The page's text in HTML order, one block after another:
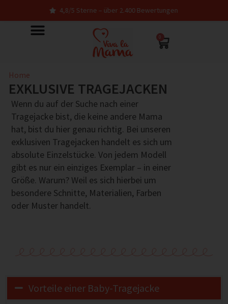
4,8/5 Sterne – über 2.400 Bewertungen
0
Home
EXKLUSIVE TRAGEJACKEN
Wenn du auf der Suche nach einer
Tragejacke bist, die keine andere Mama
hat, bist du hier genau richtig. Bei unseren
exklusiven Tragejacken handelt es sich um
absolute Einzelstücke. Von jedem Modell
gibt es nur ein einziges Exemplar – in einer
Größe. Warum? Weil es sich hierbei um
besondere Schnitte, Materialien, Farben
oder Muster handelt.
Vorteile einer Baby-Tragejacke